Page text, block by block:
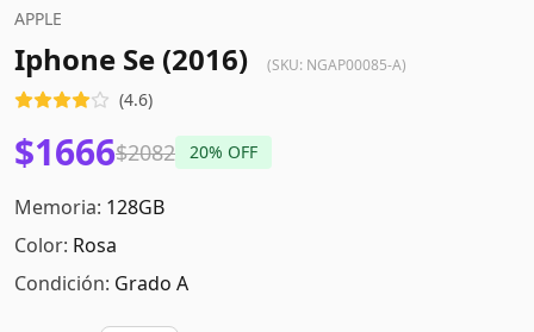
APPLE
Iphone Se (2016) (SKU: NGAP00085-A)
(4.6)
$1666$2082 20% OFF
Memoria: 128GB
Color: Rosa
Condición: Grado A